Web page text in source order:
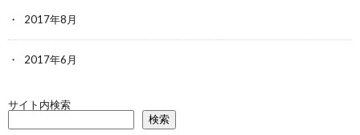
2017年8月
2017年6月
サイト内検索
検索